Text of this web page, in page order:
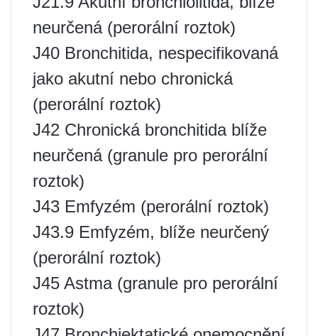
neurčená (perorální roztok)
J40 Bronchitida, nespecifikovaná
jako akutní nebo chronická
(perorální roztok)
J42 Chronická bronchitida blíže
neurčená (granule pro perorální
roztok)
J43 Emfyzém (perorální roztok)
J43.9 Emfyzém, blíže neurčený
(perorální roztok)
J45 Astma (granule pro perorální
roztok)